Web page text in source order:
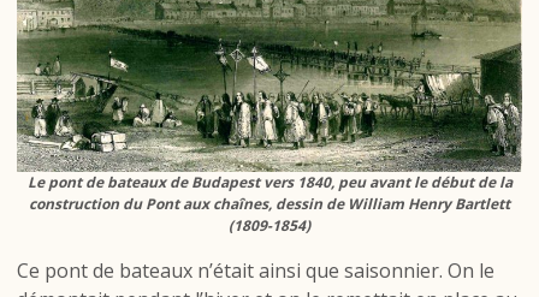
Le pont de bateaux de Budapest vers 1840, peu avant le début de la
construction du Pont aux chaînes, dessin de William Henry Bartlett
(1809-1854)
Ce pont de bateaux n’était ainsi que saisonnier. On le